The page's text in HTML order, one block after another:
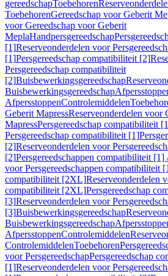
gereedschapToebehoren
ToebehorenGereedschap voor Geberit
voor Gereedschap voor Geberit
MeplaHandpersgereedschap
[1]Reserveonderdelen voor
[1]Persgereedschap compatibiliteit [2]
Persgereedschap compatibiliteit
[2]Buisbewerkingsgereedschap
Buisbewerkingsgereedschap
AfpersstoppenControlemiddelen
Geberit MapressReserveonderdelen voor
MapressPersgereedschap compatibiliteit
Persgereedschap compatibiliteit [1]
[2]Reserveonderdelen voor
[2]Persgereedschappen compatibiliteit [1]
voor Persgereedschappen compatibiliteit
compatibiliteit [2XL]Reserveonderdelen
compatibiliteit [2XL]Persgereedschap
[3]Reserveonderdelen voor
[3]Buisbewerkingsgereedschap
Buisbewerkingsgereedschap
AfpersstoppenControlemiddelen
ControlemiddelenToebehoren
voor PersgereedschapPersgereedschap
[1]Reserveonderdelen voor